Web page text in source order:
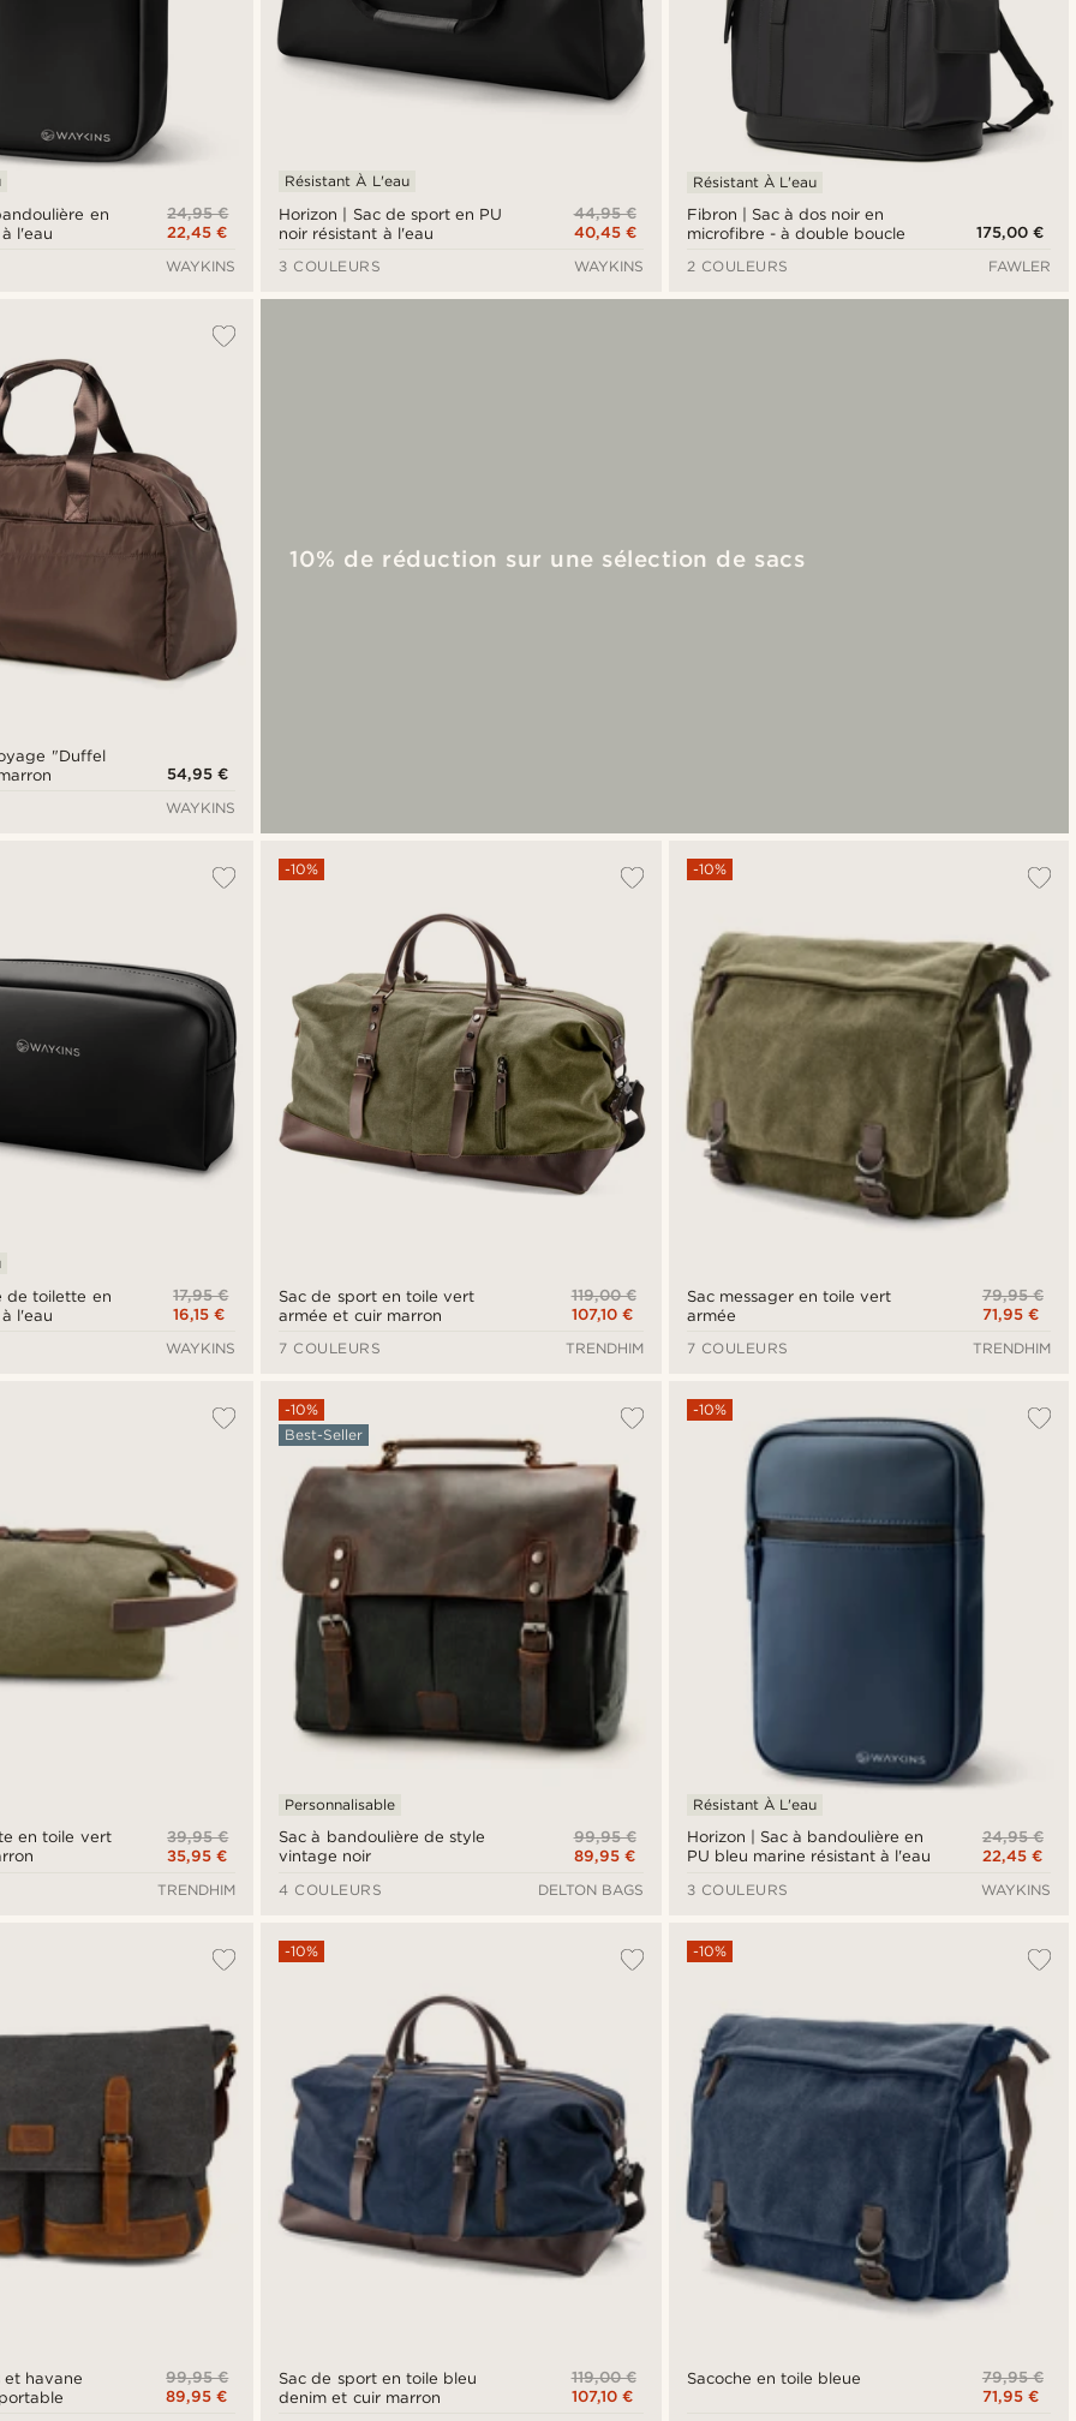
en
l'eau
24,95 €
22,45 €
WAYKINS
Horizon | Sac de sport en PU
noir résistant à l'eau
Résistant À L'eau
44,95 €
40,45 €
3 COULEURS
WAYKINS
Fibron | Sac à dos noir en
microfibre - à double boucle
Résistant À L'eau
175,00 €
2 COULEURS
FAWLER
"Duffel
54,95 €
WAYKINS
de toilette en
l'eau
17,95 €
16,15 €
WAYKINS
Sac de sport en toile vert
armée et cuir marron
-10%
119,00 €
107,10 €
7 COULEURS
TRENDHIM
Sac messager en toile vert
armée
-10%
79,95 €
71,95 €
7 COULEURS
TRENDHIM
en toile vert
39,95 €
35,95 €
TRENDHIM
Sac à bandoulière de style
vintage noir
-10%
Best-Seller
Personnalisable
99,95 €
89,95 €
4 COULEURS
DELTON BAGS
Horizon | Sac à bandoulière en
PU bleu marine résistant à l'eau
-10%
Résistant À L'eau
24,95 €
22,45 €
3 COULEURS
WAYKINS
99,95 €
89,95 €
Sac de sport en toile bleu
denim et cuir marron
-10%
119,00 €
107,10 €
Sacoche en toile bleue
-10%
79,95 €
71,95 €
10% de réduction sur une sélection de sacs